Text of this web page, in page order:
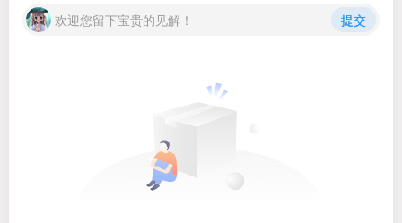
欢迎您留下宝贵的见解！ 提交